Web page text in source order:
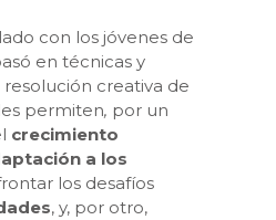
con los jóvenes de
en técnicas y
creativa de
permiten, por un
crecimiento
a los
los desafíos
, y, por otro,